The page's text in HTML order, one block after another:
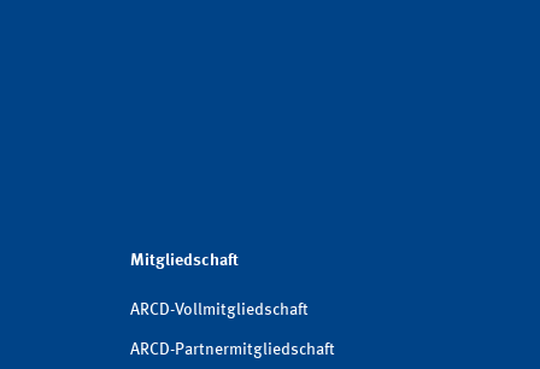
Mitgliedschaft
ARCD-Vollmitgliedschaft
ARCD-Partnermitgliedschaft